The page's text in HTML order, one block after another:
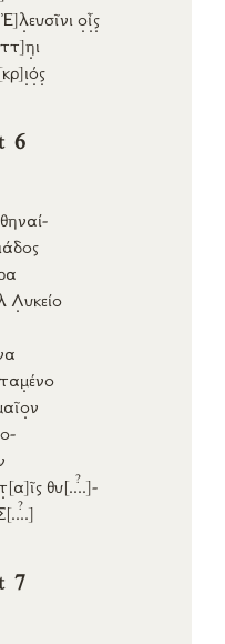
Ἐ] λ ευσῖνι ο ἶς
η ι
[κρ] ι ό ς
6
Λ υκείο
ένο
[α]ῖς θυ [..
?
..]
[..
?
..]
7